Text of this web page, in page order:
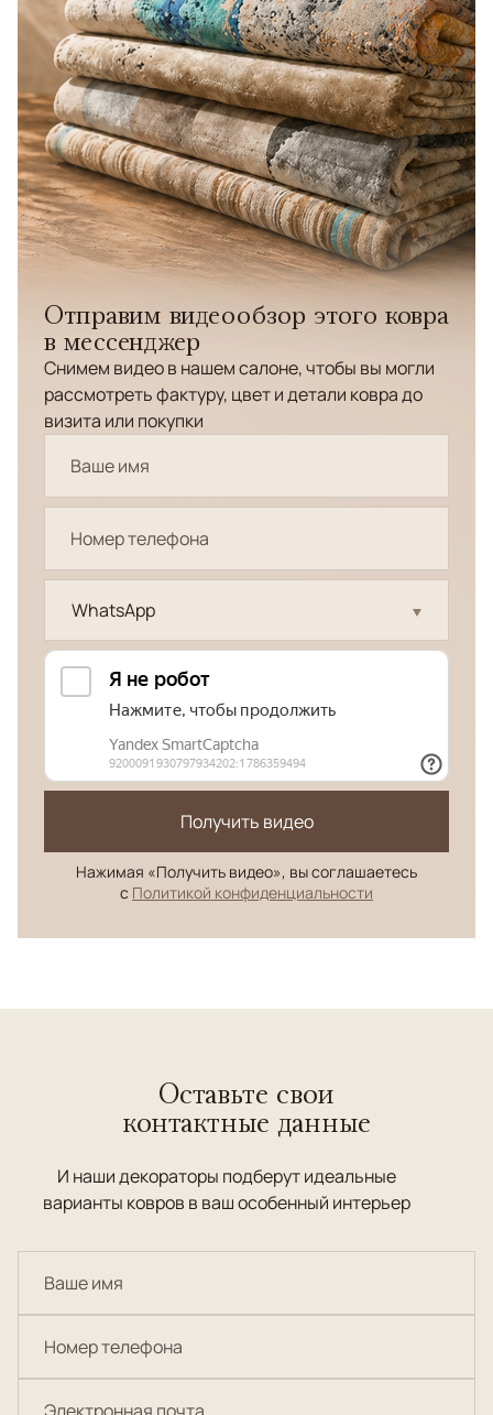
Отправим видеообзор этого ковра
в мессенджер
Снимем видео в нашем салоне, чтобы вы могли
рассмотреть фактуру, цвет и детали ковра до
визита или покупки
WhatsApp
Получить видео
Нажимая «Получить видео», вы соглашаетесь
с Политикой конфиденциальности
Оставьте свои
контактные данные
И наши декораторы подберут идеальные
варианты ковров в ваш особенный интерьер